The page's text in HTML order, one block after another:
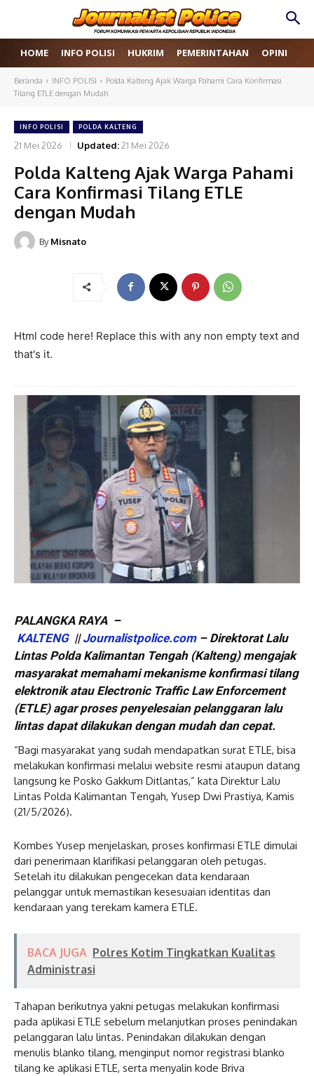
HOME INFO POLISI HUKRIM PEMERINTAHAN OPINI
Beranda INFO POLISI
Polda Kalteng Ajak Warga Pahami Cara Konfirmasi
Tilang ETLE dengan Mudah
INFO POLISI POLDA KALTENG
21 Mei 2026 Updated:21 Mei 2026
Polda Kalteng Ajak Warga Pahami
Cara Konfirmasi Tilang ETLE
dengan Mudah
By Misnato
Html code here! Replace this with any non empty text and
that's it.
PALANGKA RAYA –
KALTENG ||Journalistpolice.com– Direktorat Lalu
Lintas Polda Kalimantan Tengah (Kalteng) mengajak
masyarakat memahami mekanisme konfirmasi tilang
elektronik atau Electronic Traffic Law Enforcement
(ETLE) agar proses penyelesaian pelanggaran lalu
lintas dapat dilakukan dengan mudah dan cepat.
“Bagi masyarakat yang sudah mendapatkan surat ETLE, bisa
melakukan konfirmasi melalui website resmi ataupun datang
langsung ke Posko Gakkum Ditlantas,” kata Direktur Lalu
Lintas Polda Kalimantan Tengah, Yusep Dwi Prastiya, Kamis
(21/5/2026).
Kombes Yusep menjelaskan, proses konfirmasi ETLE dimulai
dari penerimaan klarifikasi pelanggaran oleh petugas.
Setelah itu dilakukan pengecekan data kendaraan
pelanggar untuk memastikan kesesuaian identitas dan
kendaraan yang terekam kamera ETLE.
BACA JUGA Polres Kotim Tingkatkan Kualitas
Administrasi
Tahapan berikutnya yakni petugas melakukan konfirmasi
pada aplikasi ETLE sebelum melanjutkan proses penindakan
pelanggaran lalu lintas. Penindakan dilakukan dengan
menulis blanko tilang, menginput nomor registrasi blanko
tilang ke aplikasi ETLE, serta menyalin kode Briva